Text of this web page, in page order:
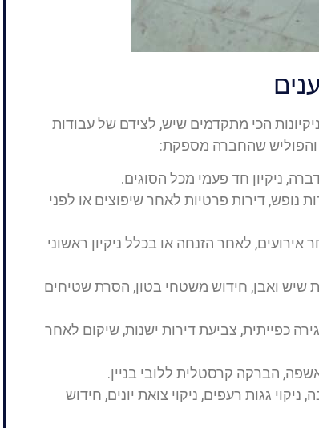
הכי מתקדמים שיש, לצידם של עבודות
והפוליש שהחברה מספקת:
ניקיון חד פעמי מכל הסוגים.
נופש, דירות פרטיות לאחר שיפוצים או לפני
לאחר הזנחה או בכלל ניקיון ראשוני
שיש ואבן, חידוש משטחי בטון, הסרת שטיחים
כפייתית, צביעת דירות ישנות, שיקום לאחר
אשפה, הברקה קרסטלית ללובי בניין.
גגות רעפים, ניקוי צואת יונים, חידוש